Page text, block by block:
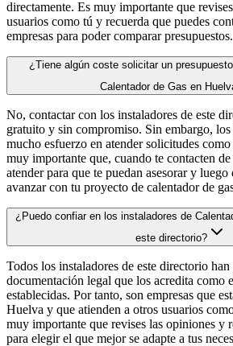
directamente. Es muy importante que
usuarios como tú y recuerda que puedes
empresas para poder comparar presupuestos.
¿Tiene algún coste solicitar un
Calentador de Gas en
No, contactar con los instaladores de este
gratuito y sin compromiso. Sin embargo, los
mucho esfuerzo en atender solicitudes
muy importante que, cuando te contacten
atender para que te puedan asesorar y luego
avanzar con tu proyecto de calentador de
¿Puedo confiar en los instaladores de
este directorio?
Todos los instaladores de este directorio han
documentación legal que los acredita como
establecidas. Por tanto, son empresas que
Huelva y que atienden a otros usuarios
muy importante que revises las opiniones y
para elegir el que mejor se adapte a tus